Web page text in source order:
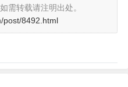
需转载请注明出处。
post/8492.html